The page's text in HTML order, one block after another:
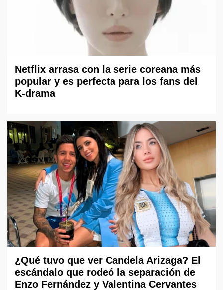
Netflix arrasa con la serie coreana más
popular y es perfecta para los fans del
K-drama
¿Qué tuvo que ver Candela Arizaga? El
escándalo que rodeó la separación de
Enzo Fernández y Valentina Cervantes